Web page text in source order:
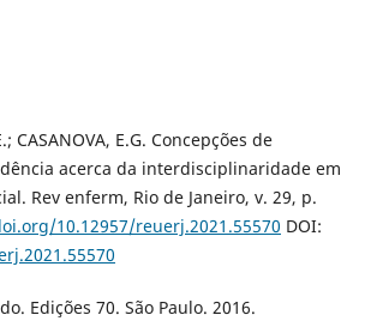
CASANOVA, E.G. Concepções de
acerca da interdisciplinaridade em
Rev enferm, Rio de Janeiro, v. 29, p.
10.12957/reuerj.2021.55570 DOI:
Edições 70. São Paulo. 2016.